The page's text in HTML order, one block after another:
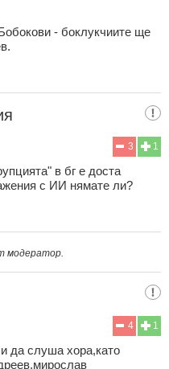
- боклукчиите ще
1
3
в бг е доста
с ИИ нямате ли?
модератор.
1
4
да слуша хора,като